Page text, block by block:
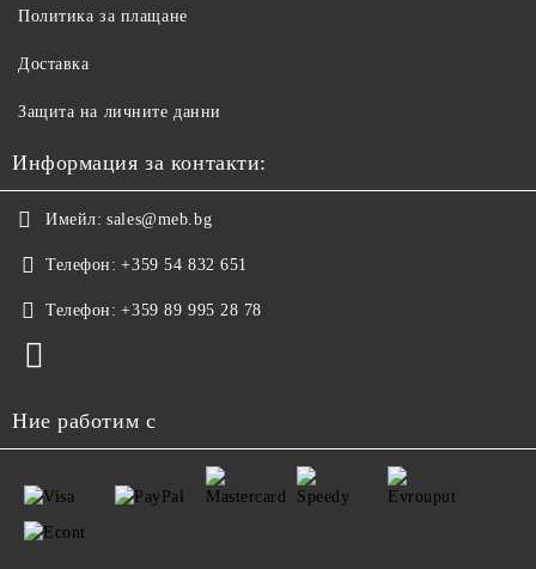
Политика за плащане
Доставка
Защита на личните данни
Информация за контакти:
Имейл: sales@meb.bg
Телефон: +359 54 832 651
Телефон: +359 89 995 28 78
Ние работим с